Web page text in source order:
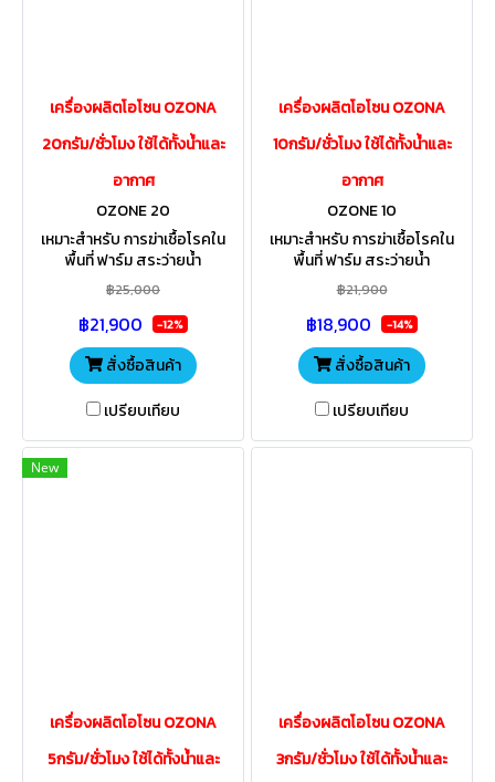
เครื่องผลิตโอโซน OZONA
20กรัม/ชั่วโมง ใช้ได้ทั้งน้ำและ
อากาศ
OZONE 20
เหมาะสำหรับ การฆ่าเชื้อโรคใน
พื้นที่ ฟาร์ม สระว่ายน้ำ
อุตสาหกรรมผลิตน้ำดื่ม
อุตสาหกรรมอาหาร เกษตร
แปรรูป โรงพยาบาล บำบัดน้ำเสีย
฿25,000
฿21,900 -12%
สั่งซื้อสินค้า
เปรียบเทียบ
เครื่องผลิตโอโซน OZONA
10กรัม/ชั่วโมง ใช้ได้ทั้งน้ำและ
อากาศ
OZONE 10
เหมาะสำหรับ การฆ่าเชื้อโรคใน
พื้นที่ ฟาร์ม สระว่ายน้ำ
อุตสาหกรรมผลิตน้ำดื่ม
อุตสาหกรรมอาหาร เกษตร
แปรรูป โรงพยาบาล บำบัดน้ำเสีย
฿21,900
฿18,900 -14%
สั่งซื้อสินค้า
เปรียบเทียบ
New
เครื่องผลิตโอโซน OZONA
5กรัม/ชั่วโมง ใช้ได้ทั้งน้ำและ
เครื่องผลิตโอโซน OZONA
3กรัม/ชั่วโมง ใช้ได้ทั้งน้ำและ